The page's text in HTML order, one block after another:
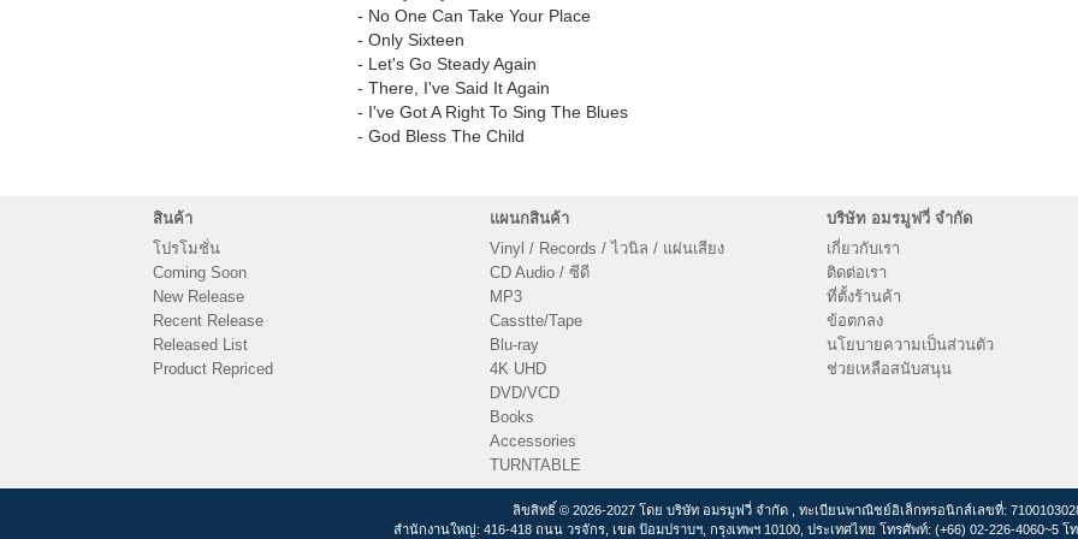
- No One Can Take Your Place
- Only Sixteen
- Let's Go Steady Again
- There, I've Said It Again
- I've Got A Right To Sing The Blues
- God Bless The Child
สินค้า
โปรโมชั่น
Coming Soon
New Release
Recent Release
Released List
Product Repriced
แผนกสินค้า
Vinyl / Records / ไวนิล / แผ่นเสียง
CD Audio / ซีดี
MP3
Casstte/Tape
Blu-ray
4K UHD
DVD/VCD
Books
Accessories
TURNTABLE
บริษัท อมรมูฟวี่ จำกัด
เกี่ยวกับเรา
ติดต่อเรา
ที่ตั้งร้านค้า
ข้อตกลง
นโยบายความเป็นส่วนตัว
ช่วยเหลือสนับสนุน
ลิขสิทธิ์ © 2026-2027 โดย บริษัท อมรมูฟวี่ จำกัด , ทะเบียนพาณิชย์อิเล็กทรอนิกส์เลขที่:
สำนักงานใหญ่: 416-418 ถนน วรจักร, เขต ป้อมปราบฯ, กรุงเทพฯ 10100, ประเทศไทย โทรศัพท์: (+66) 02-226-4060~5 โ